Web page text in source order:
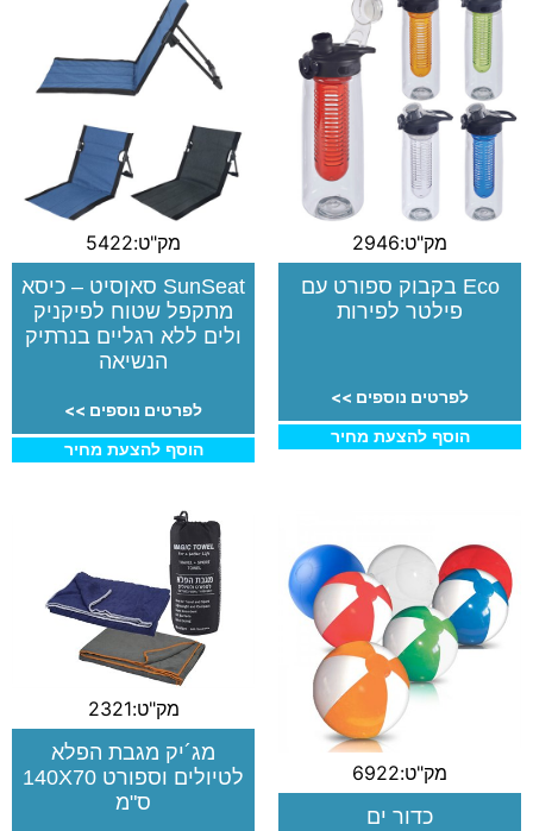
מק"ט:2946
Eco בקבוק ספורט עם
פילטר לפירות
לפרטים נוספים >>
הוסף להצעת מחיר
מק"ט:5422
SunSeat סאןסיט – כיסא
מתקפל שטוח לפיקניק
ולים ללא רגליים בנרתיק
הנשיאה
לפרטים נוספים >>
הוסף להצעת מחיר
מק"ט:6922
כדור ים
מק"ט:2321
מג´יק מגבת הפלא
לטיולים וספורט 140X70
ס"מ